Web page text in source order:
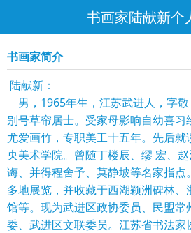
书画家陆献新个
书画家简介
陆献新：
男，1965年生，江苏武进人，字敬
别号草帘居士。受家母影响自幼喜习
尤爱画竹，专职美工十五年。先后就
央美术学院。曾随丁楼辰、缪 宏、
诲、并得程舍予、莫静坡等名家指
多地展览，并收藏于西湖颖洲碑林
馆等。现为武进区政协委员、民盟常
委、武进区文联委员。江苏省书法